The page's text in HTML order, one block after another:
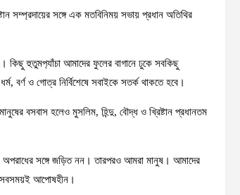
সম্প্রদায়ের সঙ্গে এক মতবিনিময় সভায় প্রধান অতিথির
কিছু হুতুমপ‌্যাঁচা আমাদের ফুলের বাগানে ঢুকে সবকিছু
বর্ণ ও গোত্র নির্বিশেষে সবাইকে সতর্ক থাকতে হবে।
বসবাস হলেও মুসলিম, হিন্দু, বৌদ্ধ ও খ্রিষ্টান প্রধানতম
অপরাধের সঙ্গে জড়িত নন। তারপরও আমরা মানুষ। আমাদের
সবসময়ই আপোষহীন।